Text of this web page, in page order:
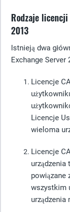
Rodzaje
2013
Istnieją dwa
Exchange Server
Licencje
Licencje
wieloma
Licencje
urządzenia
powiązane
wszystkim
urządzenia